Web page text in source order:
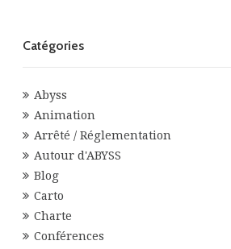
Catégories
Abyss
Animation
Arrêté / Réglementation
Autour d'ABYSS
Blog
Carto
Charte
Conférences